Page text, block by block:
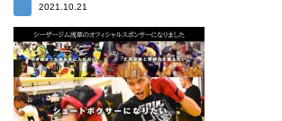
2021.10.21